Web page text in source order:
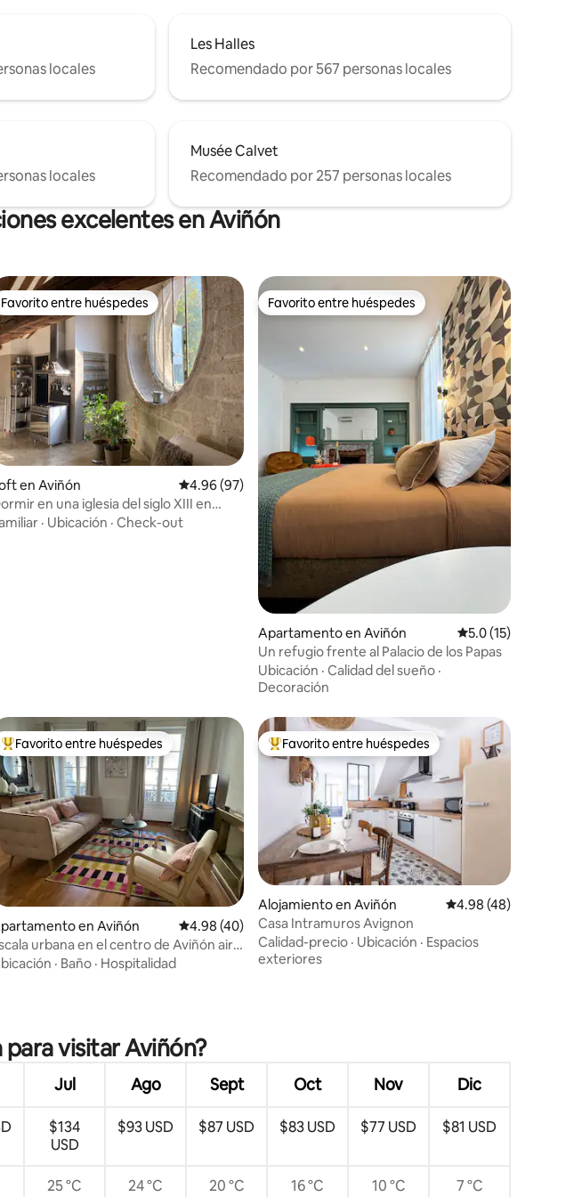
locales
Les Halles
Recomendado por 567 personas locales
locales
Musée Calvet
Recomendado por 257 personas locales
excelentes en Aviñón
5.0 de 5, 92 reseñas
Favorito entre huéspedes
Favorito entre huéspedes
en Aviñón Calificación promedio: 4.96 de 5, 97 reseñas
4.96 (97)
en una iglesia del siglo XIII en
· Ubicación · Check-out
Favorito entre huéspedes
Favorito entre huéspedes
Apartamento en Aviñón Calificación
5.0 (15)
Un refugio frente al Palacio de los Papas
Ubicación · Calidad del sueño ·
Decoración
4.92 de 5, 50 reseñas
Favorito entre huéspedes preferido
Favorito entre huéspedes
en Aviñón Calificación promedio: 4.98 de 5, 40 reseñas
4.98 (40)
urbana en el centro de Aviñón aire
· Baño · Hospitalidad
Favorito entre huéspedes preferido
Favorito entre huéspedes
Alojamiento en Aviñón Calificación
4.98 (48)
Casa Intramuros Avignon
Calidad-precio · Ubicación · Espacios
exteriores
visitar Aviñón?
Jul Ago Sept Oct Nov Dic
$134
USD
$93 USD $87 USD $83 USD $77 USD $81 USD
25 °C 24 °C 20 °C 16 °C 10 °C 7 °C